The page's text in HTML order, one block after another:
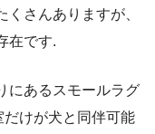
さんありますが、
在です.
にあるスモールラグ
けが犬と同伴可能